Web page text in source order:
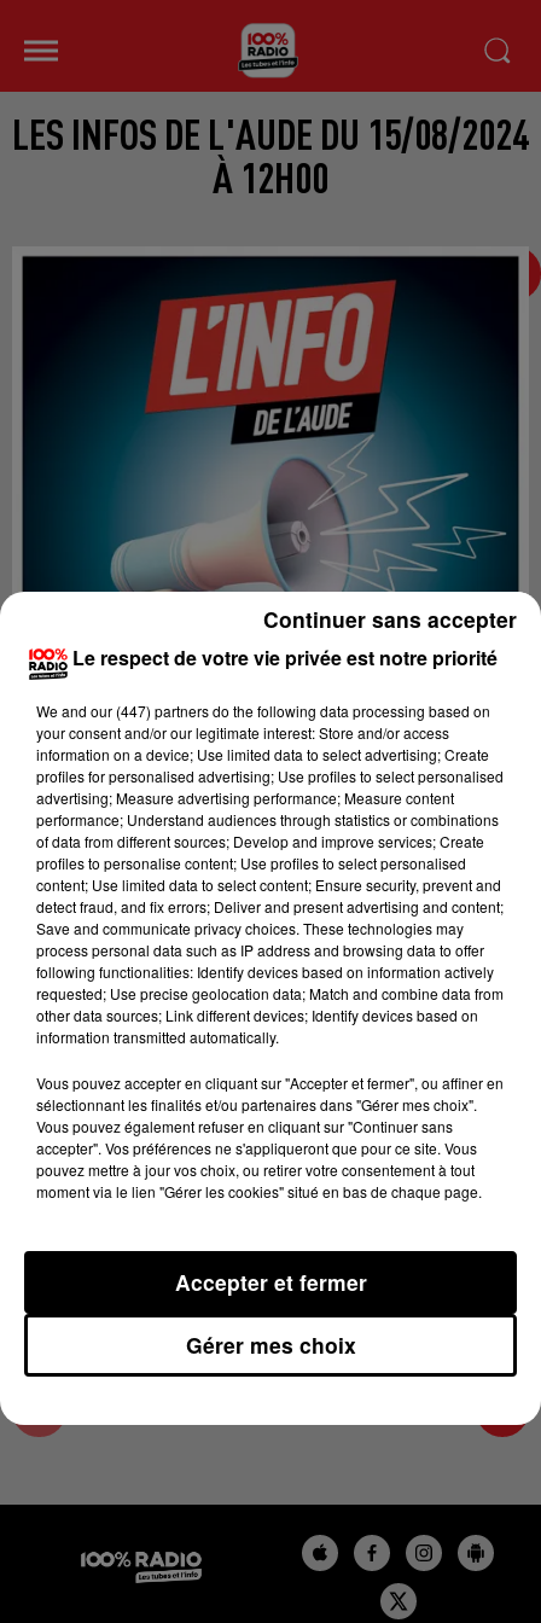
LES INFOS DE L'AUDE DU 15/08/2024
À 12H00
Lecture (2 min 24 sec)
100%
100% Radio les infos de l'Aude
15 août 2024 - 2 min 24 sec
LES INFOS DE L'AUDE DU 15/08/2024 À
12H00
Les infos de l'Aude
Le respect de votre vie privée est notre priorité
We and our (447) partnersdo the following data processing based on
your consent and/or our legitimate interest: Store and/or access
information on a device; Use limited data to select advertising; Create
profiles for personalised advertising; Use profiles to select personalised
advertising; Measure advertising performance; Measure content
performance; Understand audiences through statistics or combinations
of data from different sources; Develop and improve services; Create
profiles to personalise content; Use profiles to select personalised
content; Use limited data to select content; Ensure security, prevent and
detect fraud, and fix errors; Deliver and present advertising and content;
Save and communicate privacy choices. These technologies may
process personal data such as IP address and browsing data to offer
following functionalities: Identify devices based on information actively
requested; Use precise geolocation data; Match and combine data from
other data sources; Link different devices; Identify devices based on
information transmitted automatically.
Vous pouvez accepter en cliquant sur "Accepter et fermer", ou affiner en
sélectionnant les finalités et/ou partenaires dans "Gérer mes choix".
Vous pouvez également refuser en cliquant sur "Continuer sans
accepter". Vos préférences ne s'appliqueront que pour ce site. Vous
pouvez mettre à jour vos choix, ou retirer votre consentement à tout
moment via le lien "Gérer les cookies" situé en bas de chaque page.
Gérer mes choix
Accepter et fermer
Continuer sans accepter